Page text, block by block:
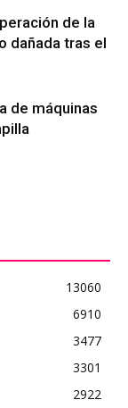
de la
dañada tras el
de máquinas
13060
6910
3477
3301
2922